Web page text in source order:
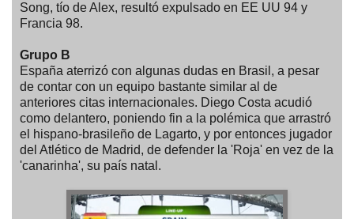
Song, tío de Alex, resultó expulsado en EE UU 94 y
Francia 98.
Grupo B
España aterrizó con algunas dudas en Brasil, a pesar
de contar con un equipo bastante similar al de
anteriores citas internacionales. Diego Costa acudió
como delantero, poniendo fin a la polémica que arrastró
el hispano-brasileño de Lagarto, y por entonces jugador
del Atlético de Madrid, de defender la 'Roja' en vez de la
'canarinha', su país natal.